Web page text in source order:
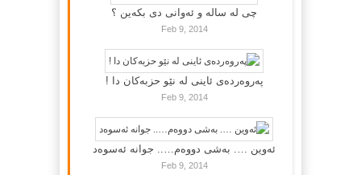
چی لە سالە و ئەوانی دی بكەین ؟
Feb 9, 2014
پەروەردەی ئاینی لە نێو حزبەکان دا !
Feb 9, 2014
ئەوین …. بەشی دووەم….. جوانە ئەسوەد
Feb 9, 2014